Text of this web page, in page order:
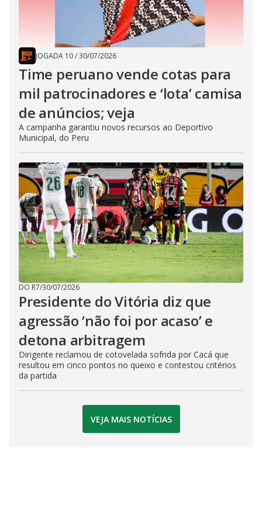
JOGADA 10/30/07/2026
Time peruano vende cotas para
mil patrocinadores e ‘lota’ camisa
de anúncios; veja
A campanha garantiu novos recursos ao Deportivo
Municipal, do Peru
DO R7/30/07/2026
Presidente do Vitória diz que
agressão ‘não foi por acaso’ e
detona arbitragem
Dirigente reclamou de cotovelada sofrida por Cacá que
resultou em cinco pontos no queixo e contestou critérios
da partida
VEJA MAIS NOTÍCIAS